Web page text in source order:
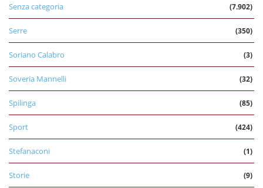
Senza categoria (7.902)
Serre (350)
Soriano Calabro (3)
Soveria Mannelli (32)
Spilinga (85)
Sport (424)
Stefanaconi (1)
Storie (9)